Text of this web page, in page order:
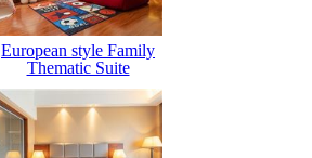
European style Family
Thematic Suite